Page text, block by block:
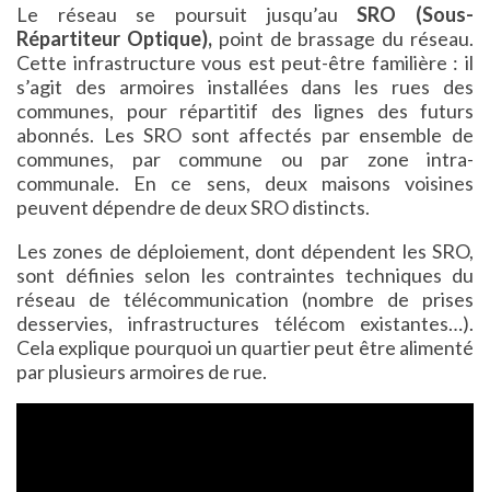
Le réseau se poursuit jusqu’auSRO (Sous-
Répartiteur Optique),point de brassage du réseau.
Cette infrastructure vous est peut-être familière : il
s’agit des armoires installées dans les rues des
communes, pour répartitif des lignes des futurs
abonnés. Les SRO sont affectés par ensemble de
communes, par commune ou par zone intra-
communale. En ce sens, deux maisons voisines
peuvent dépendre de deux SRO distincts.
Les zones de déploiement, dont dépendent les SRO,
sont définies selon les contraintes techniques du
réseau de télécommunication (nombre de prises
desservies, infrastructures télécom existantes…).
Cela explique pourquoi un quartier peut être alimenté
par plusieurs armoires de rue.